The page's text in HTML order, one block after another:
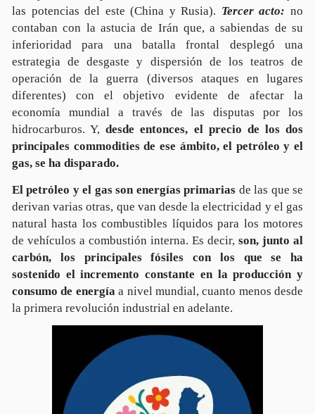
las potencias del este (China y Rusia). Tercer acto: no
contaban con la astucia de Irán que, a sabiendas de su
inferioridad para una batalla frontal desplegó una
estrategia de desgaste y dispersión de los teatros de
operación de la guerra (diversos ataques en lugares
diferentes) con el objetivo evidente de afectar la
economía mundial a través de las disputas por los
hidrocarburos. Y,desde entonces, el precio de los dos
principales commodities de ese ámbito, el petróleo y el
gas, se ha disparado.
El petróleo y el gas son energías primarias de las que se
derivan varias otras, que van desde la electricidad y el gas
natural hasta los combustibles líquidos para los motores
de vehículos a combustión interna. Es decir, son, junto al
carbón, los principales fósiles con los que se ha
sostenido el incremento constante en la producción y
consumo de energíaa nivel mundial, cuanto menos desde
la primera revolución industrial en adelante.